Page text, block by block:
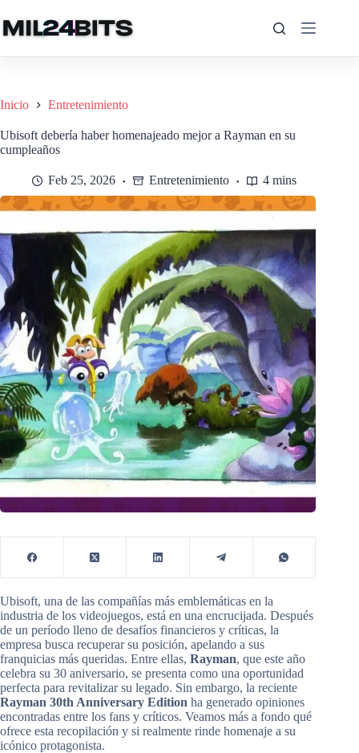
al
contenido
Inicio Entretenimiento
Ubisoft debería haber homenajeado mejor a Rayman en su
cumpleaños
Feb 25, 2026 Entretenimiento 4 mins
Ubisoft, una de las compañías más emblemáticas en la
industria de los videojuegos, está en una encrucijada. Después
de un período lleno de desafíos financieros y críticas, la
empresa busca recuperar su posición, apelando a sus
franquicias más queridas. Entre ellas, Rayman, que este año
celebra su 30 aniversario, se presenta como una oportunidad
perfecta para revitalizar su legado. Sin embargo, la reciente
Rayman 30th Anniversary Edition ha generado opiniones
encontradas entre los fans y críticos. Veamos más a fondo qué
ofrece esta recopilación y si realmente rinde homenaje a su
icónico protagonista.